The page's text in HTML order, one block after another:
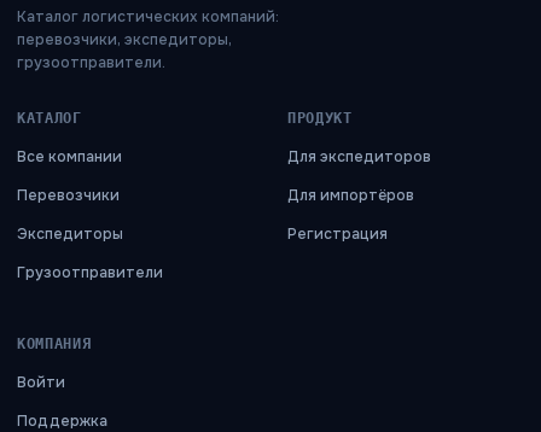
Каталог логистических компаний:
перевозчики, экспедиторы,
грузоотправители.
КАТАЛОГ
Все компании
Перевозчики
Экспедиторы
Грузоотправители
ПРОДУКТ
Для экспедиторов
Для импортёров
Регистрация
КОМПАНИЯ
Войти
Поддержка